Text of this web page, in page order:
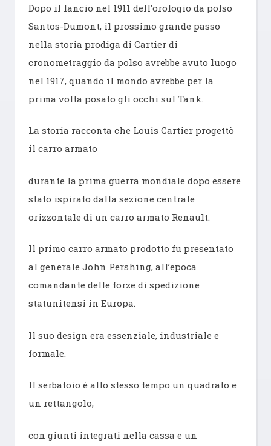
Dopo il lancio nel 1911 dell’orologio da polso
Santos-Dumont, il prossimo grande passo
nella storia prodiga di Cartier di
cronometraggio da polso avrebbe avuto luogo
nel 1917, quando il mondo avrebbe per la
prima volta posato gli occhi sul Tank.
La storia racconta che Louis Cartier progettò
il carro armato
durante la prima guerra mondiale dopo essere
stato ispirato dalla sezione centrale
orizzontale di un carro armato Renault.
Il primo carro armato prodotto fu presentato
al generale John Pershing, all’epoca
comandante delle forze di spedizione
statunitensi in Europa.
Il suo design era essenziale, industriale e
formale.
Il serbatoio è allo stesso tempo un quadrato e
un rettangolo,
con giunti integrati nella cassa e un